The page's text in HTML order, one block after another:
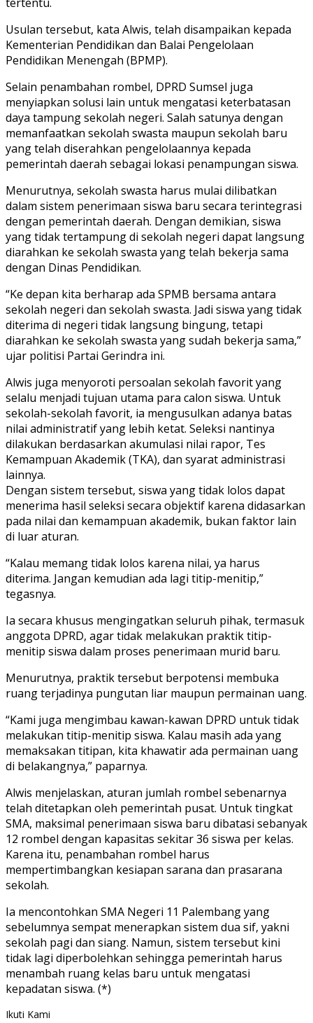
Usulan tersebut, kata Alwis, telah disampaikan kepada
Kementerian Pendidikan dan Balai Pengelolaan
Pendidikan Menengah (BPMP).
Selain penambahan rombel, DPRD Sumsel juga
menyiapkan solusi lain untuk mengatasi keterbatasan
daya tampung sekolah negeri. Salah satunya dengan
memanfaatkan sekolah swasta maupun sekolah baru
yang telah diserahkan pengelolaannya kepada
pemerintah daerah sebagai lokasi penampungan siswa.
Menurutnya, sekolah swasta harus mulai dilibatkan
dalam sistem penerimaan siswa baru secara terintegrasi
dengan pemerintah daerah. Dengan demikian, siswa
yang tidak tertampung di sekolah negeri dapat langsung
diarahkan ke sekolah swasta yang telah bekerja sama
dengan Dinas Pendidikan.
“Ke depan kita berharap ada SPMB bersama antara
sekolah negeri dan sekolah swasta. Jadi siswa yang tidak
diterima di negeri tidak langsung bingung, tetapi
diarahkan ke sekolah swasta yang sudah bekerja sama,”
ujar politisi Partai Gerindra ini.
Alwis juga menyoroti persoalan sekolah favorit yang
selalu menjadi tujuan utama para calon siswa. Untuk
sekolah-sekolah favorit, ia mengusulkan adanya batas
nilai administratif yang lebih ketat. Seleksi nantinya
dilakukan berdasarkan akumulasi nilai rapor, Tes
Kemampuan Akademik (TKA), dan syarat administrasi
lainnya.
Dengan sistem tersebut, siswa yang tidak lolos dapat
menerima hasil seleksi secara objektif karena didasarkan
pada nilai dan kemampuan akademik, bukan faktor lain
di luar aturan.
“Kalau memang tidak lolos karena nilai, ya harus
diterima. Jangan kemudian ada lagi titip-menitip,”
tegasnya.
Ia secara khusus mengingatkan seluruh pihak, termasuk
anggota DPRD, agar tidak melakukan praktik titip-
menitip siswa dalam proses penerimaan murid baru.
Menurutnya, praktik tersebut berpotensi membuka
ruang terjadinya pungutan liar maupun permainan uang.
“Kami juga mengimbau kawan-kawan DPRD untuk tidak
melakukan titip-menitip siswa. Kalau masih ada yang
memaksakan titipan, kita khawatir ada permainan uang
di belakangnya,” paparnya.
Alwis menjelaskan, aturan jumlah rombel sebenarnya
telah ditetapkan oleh pemerintah pusat. Untuk tingkat
SMA, maksimal penerimaan siswa baru dibatasi sebanyak
12 rombel dengan kapasitas sekitar 36 siswa per kelas.
Karena itu, penambahan rombel harus
mempertimbangkan kesiapan sarana dan prasarana
sekolah.
Ia mencontohkan SMA Negeri 11 Palembang yang
sebelumnya sempat menerapkan sistem dua sif, yakni
sekolah pagi dan siang. Namun, sistem tersebut kini
tidak lagi diperbolehkan sehingga pemerintah harus
menambah ruang kelas baru untuk mengatasi
kepadatan siswa. (*)
Ikuti Kami